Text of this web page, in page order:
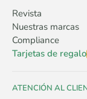
Revista
Nuestras marcas
Compliance
Tarjetas de regalo
ATENCIÓN AL